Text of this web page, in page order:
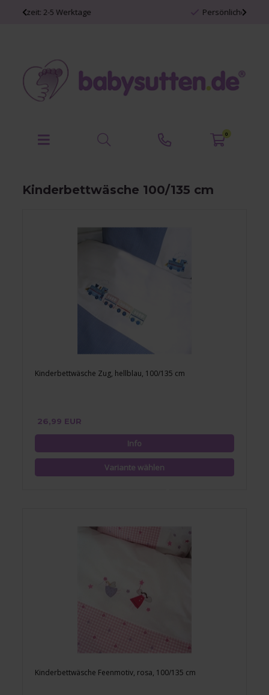
0
Kinderbettwäsche 100/135 cm
Kinderbettwäsche Zug, hellblau, 100/135 cm
26,99 EUR
Kinderbettwäsche Feenmotiv, rosa, 100/135 cm